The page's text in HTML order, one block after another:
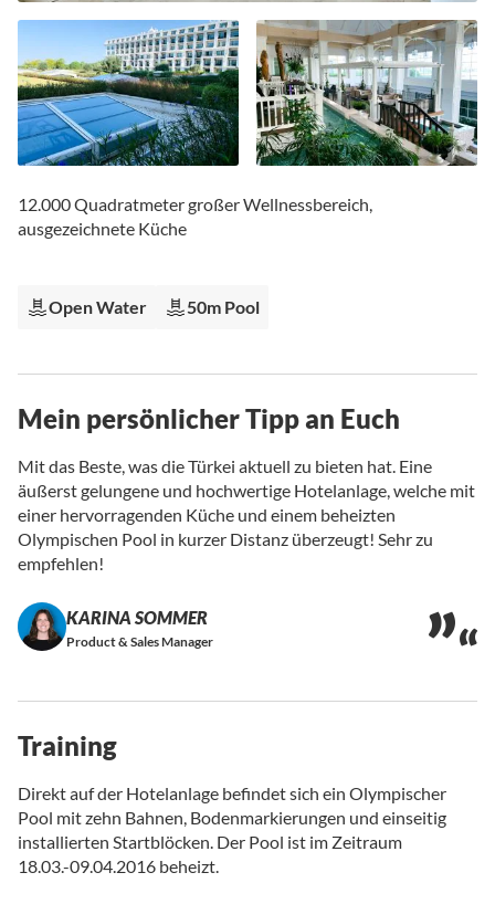
Anfang
der
12.000 Quadratmeter großer Wellnessbereich,
ausgezeichnete Küche
Open Water 50m Pool
Mein persönlicher Tipp an Euch
Mit das Beste, was die Türkei aktuell zu bieten hat. Eine
äußerst gelungene und hochwertige Hotelanlage, welche mit
einer hervorragenden Küche und einem beheizten
Olympischen Pool in kurzer Distanz überzeugt! Sehr zu
empfehlen!
KARINA SOMMER
Product & Sales Manager
Training
Direkt auf der Hotelanlage befindet sich ein Olympischer
Pool mit zehn Bahnen, Bodenmarkierungen und einseitig
installierten Startblöcken. Der Pool ist im Zeitraum
18.03.-09.04.2016 beheizt.